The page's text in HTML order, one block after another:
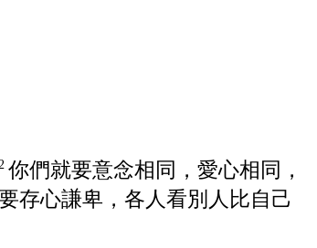
你們就要意念相同，愛心相同，
存心謙卑，各人看別人比自己